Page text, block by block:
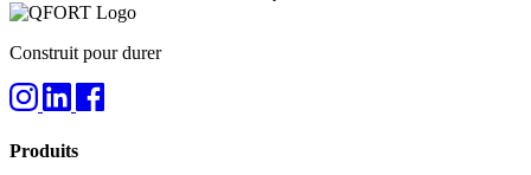
Construit pour durer
Produits